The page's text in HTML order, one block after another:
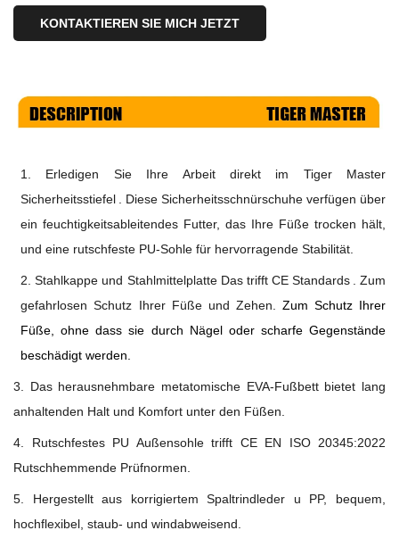
KONTAKTIEREN SIE MICH JETZT
1. Erledigen Sie Ihre Arbeit direkt im Tiger Master
Sicherheitsstiefel . Diese Sicherheitsschnürschuhe verfügen über
ein feuchtigkeitsableitendes Futter, das Ihre Füße trocken hält,
und eine rutschfeste PU-Sohle für hervorragende Stabilität.
2. Stahlkappe und Stahlmittelplatte DastrifftCE Standards .Zum
gefahrlosen Schutz Ihrer Füße und Zehen. Zum Schutz Ihrer
Füße, ohne dass sie durch Nägel oder scharfe Gegenstände
beschädigt werden.
3. Das herausnehmbare metatomische EVA-Fußbett bietet lang
anhaltenden Halt und Komfort unter den Füßen.
4. Rutschfestes PU Außensohle trifft CE EN ISO 20345:2022
Rutschhemmende Prüfnormen.
5. Hergestellt aus korrigiertem Spaltrindleder u
PP, bequem,
hochflexibel, staub- und windabweisend.